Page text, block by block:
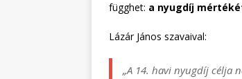
függhet: a nyugdíj
Lázár János szavaival:
„A 14. havi nyugdíj célja